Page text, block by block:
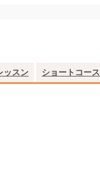
ッスン ショートコース